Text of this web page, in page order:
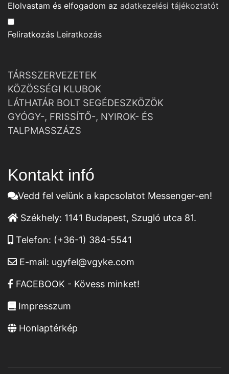
Elolvastam és elfogadom az adatkezelési tájékoztatót
Feliratkozás Leiratkozás
TÁRSSZERVEZETEK
KÖZÖSSÉGI KLUBOK
LÁTHATÁR BOLT SEGÉDESZKÖZÖK
GYÓGY-, FRISSÍTŐ-, NYIROK- ÉS
TALPMASSZÁZS
Kontakt infó
Vedd fel velünk a kapcsolatot Messenger-en!
Székhely: 1141 Budapest, Szugló utca 81.
Telefon: (+36-1) 384-5541
E-mail: ugyfel@vgyke.com
FACEBOOK - Kövess minket!
Impresszum
Honlaptérkép